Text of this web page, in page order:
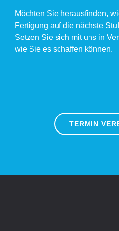
Möchten Sie herausfinden,
Fertigung auf die nächste
Setzen Sie sich mit uns in
wie Sie es schaffen können.
TERMIN